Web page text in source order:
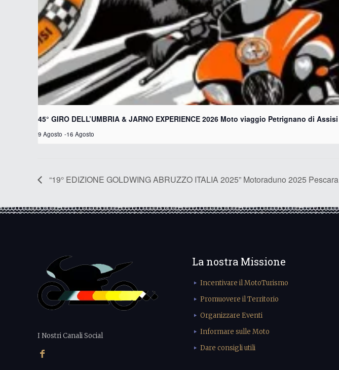
​45° GIRO DELL’UMBRIA & JARNO EXPERIENCE 2026 Moto viaggio Petrignano di
9 Agosto -16 Agosto
“19° EDIZIONE GOLDWING ABRUZZO ITALIA 2025” Motoraduno 2025 Pescara
I Nostri Canali Social
La nostra Missione
Incentivare il MotoTurismo
Promuovere il Territorio
Organizzare Eventi
Informare sulle Moto
Dare consigli utili